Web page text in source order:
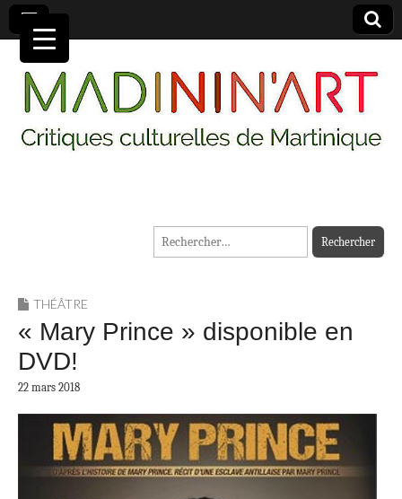
MADININ'ART
Rechercher :
THÉÂTRE
« Mary Prince » disponible en
DVD!
22 mars 2018